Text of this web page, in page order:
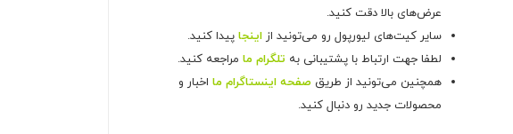
عرض‌های بالا دقت کنید.
سایر کیت‌های لیورپول رو می‌تونید از اینجا پیدا کنید.
لطفا جهت ارتباط با پشتیبانی به تلگرام ما مراجعه کنید.
همچنین می‌تونید از طریق صفحه اینستاگرام ما اخبار و
محصولات جدید رو دنبال کنید.